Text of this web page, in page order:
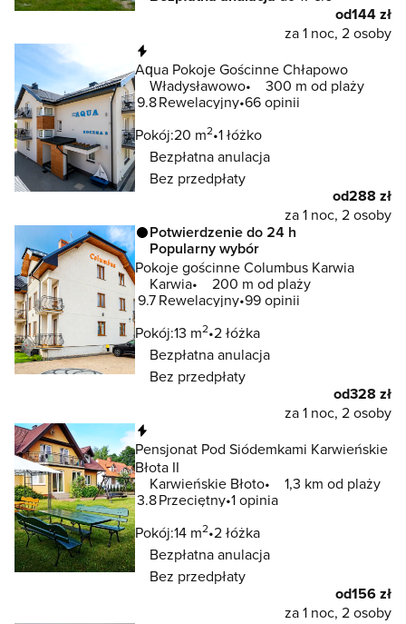
od144 zł
za 1 noc, 2 osoby
Aqua Pokoje Gościnne Chłapowo
Władysławowo
300 m od plaży
9.8Rewelacyjny 66 opinii
Pokój:20 m2 1 łóżko
Bezpłatna anulacja
Bez przedpłaty
od288 zł
za 1 noc, 2 osoby
Potwierdzenie do 24 h
Popularny wybór
Pokoje gościnne Columbus Karwia
Karwia
200 m od plaży
9.7Rewelacyjny 99 opinii
Pokój:13 m2 2 łóżka
Bezpłatna anulacja
Bez przedpłaty
od328 zł
za 1 noc, 2 osoby
Pensjonat Pod Siódemkami Karwieńskie
Błota II
Karwieńskie Błoto
1,3 km od plaży
3.8Przeciętny 1 opinia
Pokój:14 m2 2 łóżka
Bezpłatna anulacja
Bez przedpłaty
od156 zł
za 1 noc, 2 osoby